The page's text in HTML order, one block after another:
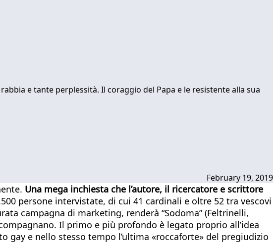
e tante perplessità. Il coraggio del Papa e le resistente alla sua
February 19, 2019
Una mega inchiesta che l’autore, il ricercatore e scrittore
persone intervistate, di cui 41 cardinali e oltre 52 tra vescovi
campagna di marketing, renderà “Sodoma” (Feltrinelli,
Il primo e più profondo è legato proprio all’idea
e nello stesso tempo l’ultima «roccaforte» del pregiudizio